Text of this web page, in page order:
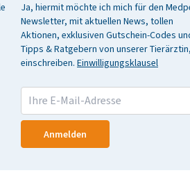
Ja, hiermit möchte ich mich für den
Newsletter, mit aktuellen News, tollen
Aktionen, exklusiven Gutschein-Codes
Tipps & Ratgebern von unserer Tierärztin,
einschreiben. Einwilligungsklausel
Anmelden